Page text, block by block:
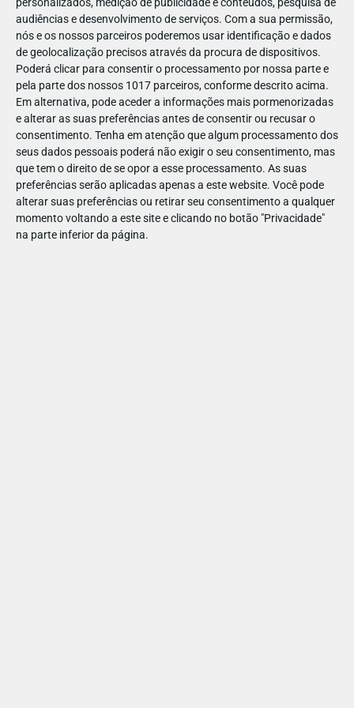
audiências e desenvolvimento de serviços. Com a sua permissão,
nós e os nossos parceiros poderemos usar identificação e dados
de geolocalização precisos através da procura de dispositivos.
Poderá clicar para consentir o processamento por nossa parte e
pela parte dos nossos 1017 parceiros, conforme descrito acima.
Em alternativa, pode aceder a informações mais pormenorizadas
e alterar as suas preferências antes de consentir ou recusar o
consentimento. Tenha em atenção que algum processamento dos
seus dados pessoais poderá não exigir o seu consentimento, mas
que tem o direito de se opor a esse processamento. As suas
preferências serão aplicadas apenas a este website. Você pode
alterar suas preferências ou retirar seu consentimento a qualquer
momento voltando a este site e clicando no botão "Privacidade"
na parte inferior da página.
minipisicinas, tubos insufláveis e passeios de barco. Mas
também há divertimento fora de água com corrida de
obstáculos, futebol e outras atividades!
PRAIAS FLUVIAIS
Ondas a 80 km do mar
Castanheira de Pêra | Praia das Rocas
Uma ilha no centro da Praia, uma piscina de ondas com 2100
m2, uma albufeira e uma ponte secular constituem um
ambiente onde o sonho e a realidade se confundem. As águas
lí­mpidas da Ribeira de Pêra formam um local de encanto